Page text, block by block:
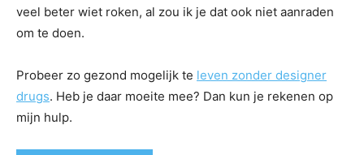
veel beter wiet roken, al zou ik je dat ook niet aanraden
om te doen.
Probeer zo gezond mogelijk te leven zonder designer
drugs. Heb je daar moeite mee? Dan kun je rekenen op
mijn hulp.